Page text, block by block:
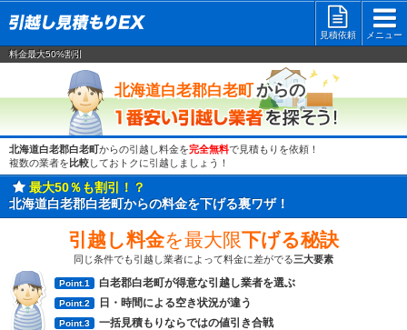
見積依頼
メニュー
料金最大50%割引
北海道白老郡白老町からの
北海道白老郡白老町からの引越し料金を完全無料で見積もりを依頼！
複数の業者を 比較しておトクに引越しましょう！
最大50％も割引！？
北海道白老郡白老町からの料金を下げる裏ワザ！
引越し料金を最大限下げる秘訣
同じ条件でも引越し業者によって料金に差がでる三大要素
Point.1 白老郡白老町が得意な引越し業者を選ぶ
Point.2 日・時間による空き状況が違う
Point.3 一括見積もりならではの値引き合戦